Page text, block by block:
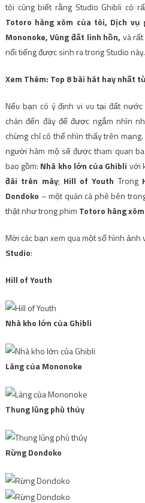
tôi cũng biết rằng Studio Ghibli có
Totoro hàng xóm của tôi, Dịch vụ
Mononoke, Vùng đất linh hồn, và
nổi tiếng được sinh ra trong Studio này.
Xem Thêm: Top 8 bài hát hay nhất
Nếu bạn có ý định vi vu tại đất
chân đến đây để được ngắm nhìn
chừng chỉ có thể nhìn thấy trên mạng.
người hâm mộ sẽ được tham quan
bao gồm: Nhà kho lớn của Ghibli với
đài trên mây; Hill of Youth Trong
Dondoko – một quán cà phê bên
thật như trong phim Totoro hàng
Mời các bạn xem qua một số hình ảnh
Studio:
Hill of Youth
Nhà kho lớn của Ghibli
Làng của Mononoke
Thung lũng phù thủy
Rừng Dondoko